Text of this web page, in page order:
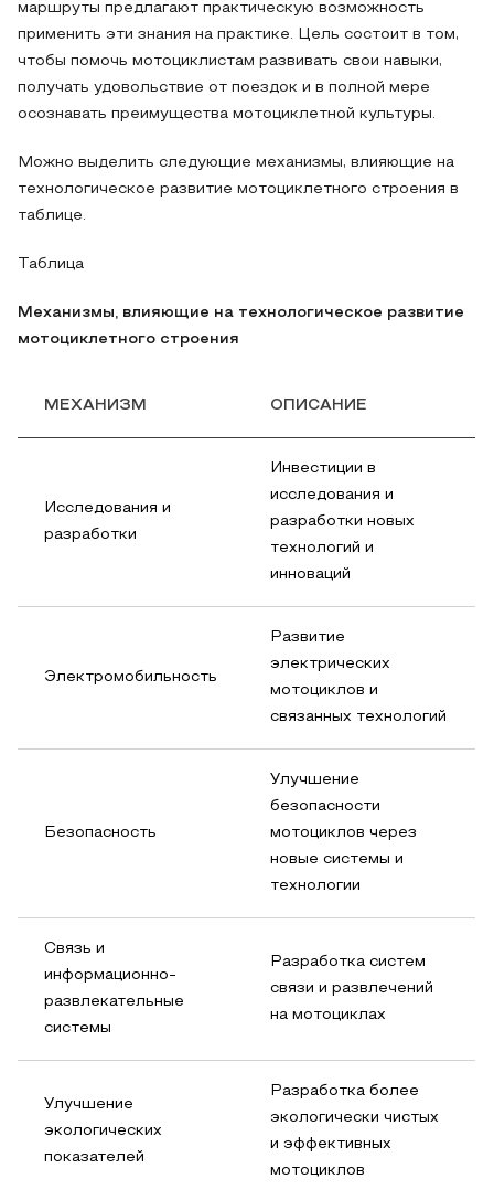
маршруты предлагают практическую возможность
применить эти знания на практике. Цель состоит в том,
чтобы помочь мотоциклистам развивать свои навыки,
получать удовольствие от поездок и в полной мере
осознавать преимущества мотоциклетной культуры.
Можно выделить следующие механизмы, влияющие на
технологическое развитие мотоциклетного строения в
таблице.
Таблица
Механизмы, влияющие на технологическое развитие
мотоциклетного строения
МЕХАНИЗМ ОПИСАНИЕ
Исследования и
разработки
Инвестиции в
исследования и
разработки новых
технологий и
инноваций
Электромобильность
Развитие
электрических
мотоциклов и
связанных технологий
Безопасность
Улучшение
безопасности
мотоциклов через
новые системы и
технологии
Связь и
информационно-
развлекательные
системы
Разработка систем
связи и развлечений
на мотоциклах
Улучшение
экологических
показателей
Разработка более
экологически чистых
и эффективных
мотоциклов